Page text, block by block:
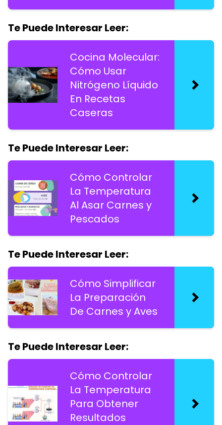
Te Puede Interesar Leer:
Cocina Molecular:
Cómo Usar
Nitrógeno Líquido
En Recetas
Caseras
Te Puede Interesar Leer:
Cómo Controlar
La Temperatura
Al Asar Carnes y
Pescados
Te Puede Interesar Leer:
Cómo Simplificar
La Preparación
De Carnes y Aves
Te Puede Interesar Leer:
Cómo Controlar
La Temperatura
Para Obtener
Resultados